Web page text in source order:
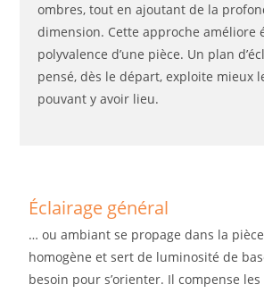
ombres, tout en ajoutant de la
dimension. Cette approche améliore
polyvalence d’une pièce. Un plan
pensé, dès le départ, exploite mieux
pouvant y avoir lieu.
Éclairage général
… ou ambiant se propage dans la
homogène et sert de luminosité de
besoin pour s’orienter. Il compense